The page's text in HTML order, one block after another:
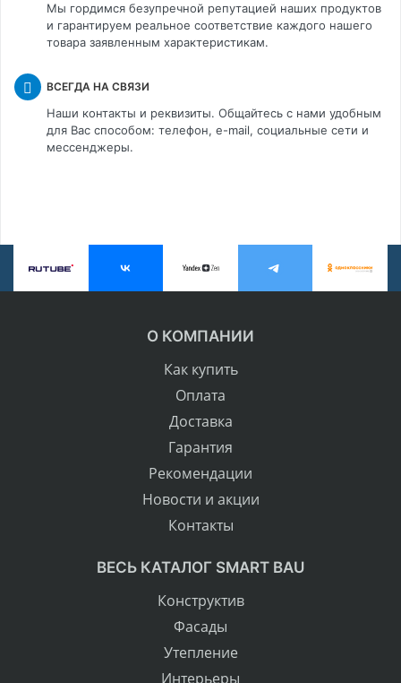
Мы гордимся безупречной репутацией наших продуктов
и гарантируем реальное соответствие каждого нашего
товара заявленным характеристикам.
ВСЕГДА НА СВЯЗИ
Наши контакты и реквизиты. Общайтесь с нами удобным
для Вас способом: телефон, e-mail, социальные сети и
мессенджеры.
О КОМПАНИИ
Как купить
Оплата
Доставка
Гарантия
Рекомендации
Новости и акции
Контакты
ВЕСЬ КАТАЛОГ SMART BAU
Конструктив
Фасады
Утепление
Интерьеры